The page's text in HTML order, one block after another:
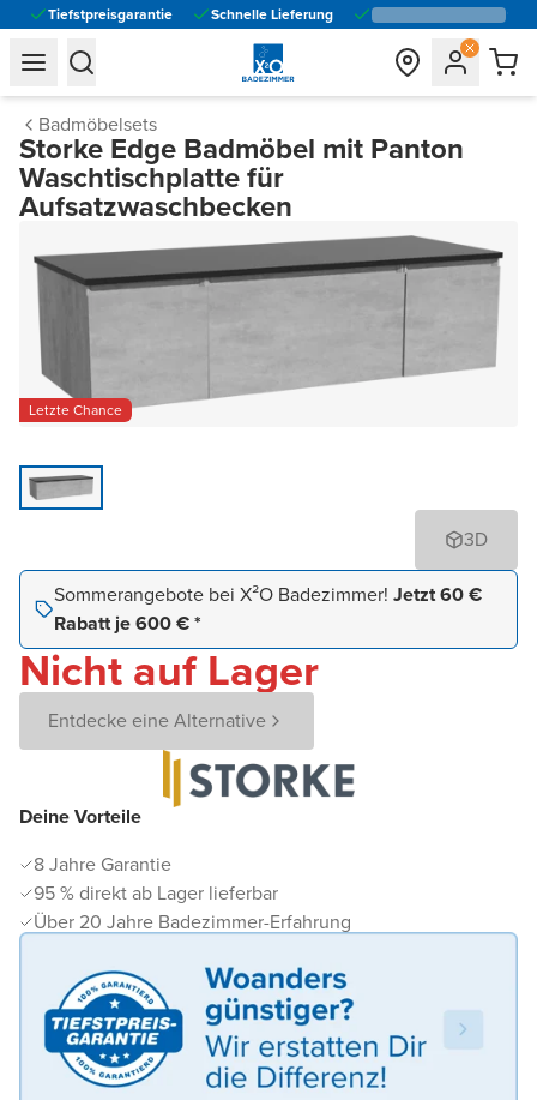
Tiefstpreisgarantie Schnelle Lieferung
general.navigation.toggle_menu.label
general.navigation.toggle_menu.label
Badmöbelsets
Storke Edge Badmöbel mit Panton
Waschtischplatte für
Aufsatzwaschbecken
Letzte Chance
3D
Deine Vorteile
8 Jahre Garantie
95 % direkt ab Lager lieferbar
Über 20 Jahre Badezimmer-Erfahrung
Sommerangebote bei X²O Badezimmer! Jetzt 60 €
Rabatt je 600 € *
Nicht auf Lager
Entdecke eine Alternative